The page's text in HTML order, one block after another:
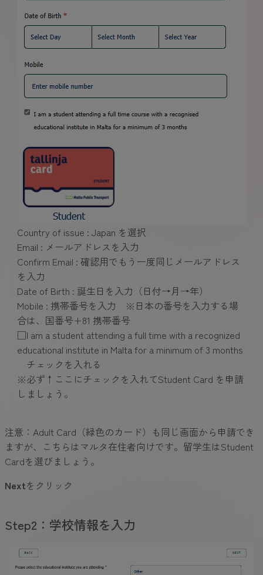
Country of issue : Japan を選択
Email : メールアドレスを入力
Confirm Email : 確認用でもう一度同じメールアドレス
を入力
Date of Birth : 誕生日を入力（日付→月→年）
Mobile : 携帯番号を入力 ※日本の番号を入力する場
合は、国番号+81 携帯番号
□I am a student attending a full time with a recognized
educational institute in Malta for a minimum of 3 months
チェックを入れる
※必ず↑ここにチェックを入れてStudent Card を申請
しましょう。
注意：Adult Card（緑色のカード）も同じ画面から申請でき
ますが、こちらはマルタ在住者向けです。留学生はStudent
Cardを選びましょう。
Nextをクリック
Step2：学校情報を入力